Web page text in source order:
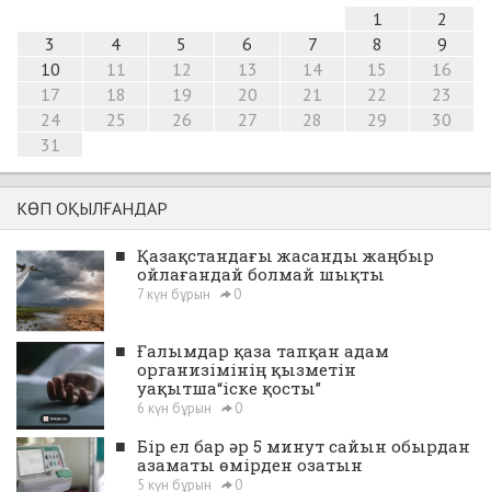
1
2
3
4 5 6 7 8
9
10
11 12 13 14 15
16
17
18 19 20 21 22
23
24
25 26 27 28 29
30
31
КӨП ОҚЫЛҒАНДАР
■ Қазақстандағы жасанды жаңбыр
ойлағандай болмай шықты
7 күн бұрын 0
■ Ғалымдар қаза тапқан адам
организімінің қызметін
уақытша“іске қосты”
6 күн бұрын 0
■ Бір ел бар әр 5 минут сайын обырдан
азаматы өмірден озатын
5 күн бұрын 0